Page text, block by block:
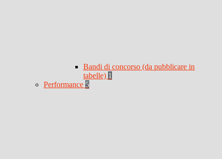
Bandi di concorso (da pubblicare in
tabelle) 1
Performance 5